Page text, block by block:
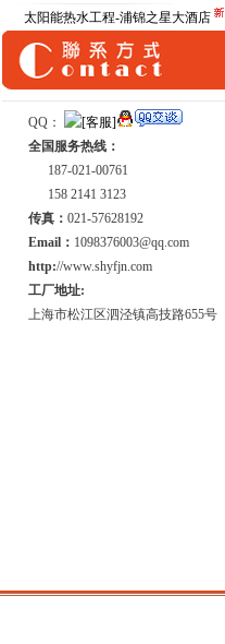
太阳能热水工程-浦锦之星大酒店
QQ：
全国服务热线：
187-021-00761
158 2141 3123
传真： 021-57628192
Email： 1098376003@qq.com
http://www.shyfjn.com
工厂地址:
上海市松江区泗泾镇高技路655号